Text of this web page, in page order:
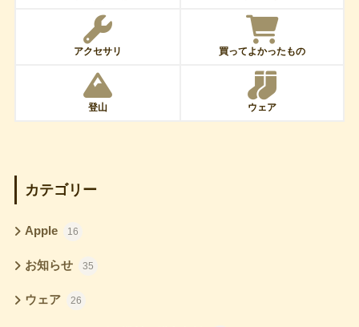
アクセサリ 買ってよかったもの
登山 ウェア
カテゴリー
Apple 16
お知らせ 35
ウェア 26